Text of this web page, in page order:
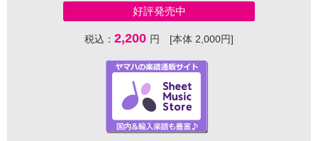
好評発売中
税込： 2,200 円 [本体 2,000円]